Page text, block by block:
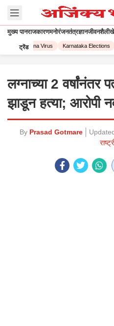
मुख्य पानराजकारणमनोरंजनतंत्रज्ञानजीवनशैली
ट्रेंड
Corona Virus Karnataka Elections
लग्नाच्या 2 वर्षांनंतर
झाडून हत्या; आरोपी
By Prasad Gotmare